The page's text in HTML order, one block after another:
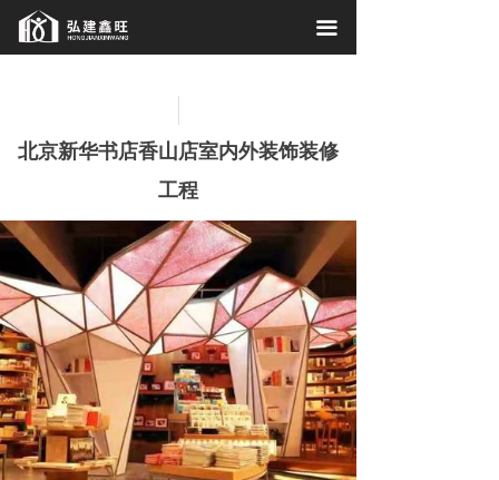
끀
首页
相关资讯
联系我们
北京新华书店香山店室内外装饰装修
工程